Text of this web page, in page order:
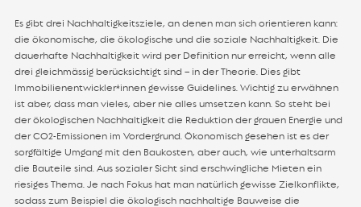
Es gibt drei Nachhaltigkeitsziele, an denen man sich orientieren kann:
die ökonomische, die ökologische und die soziale Nachhaltigkeit. Die
dauerhafte Nachhaltigkeit wird per Definition nur erreicht, wenn alle
drei gleichmässig berücksichtigt sind – in der Theorie. Dies gibt
Immobilienentwickler*innen gewisse Guidelines. Wichtig zu erwähnen
ist aber, dass man vieles, aber nie alles umsetzen kann. So steht bei
der ökologischen Nachhaltigkeit die Reduktion der grauen Energie und
der CO2-Emissionen im Vordergrund. Ökonomisch gesehen ist es der
sorgfältige Umgang mit den Baukosten, aber auch, wie unterhaltsarm
die Bauteile sind. Aus sozialer Sicht sind erschwingliche Mieten ein
riesiges Thema. Je nach Fokus hat man natürlich gewisse Zielkonflikte,
sodass zum Beispiel die ökologisch nachhaltige Bauweise die